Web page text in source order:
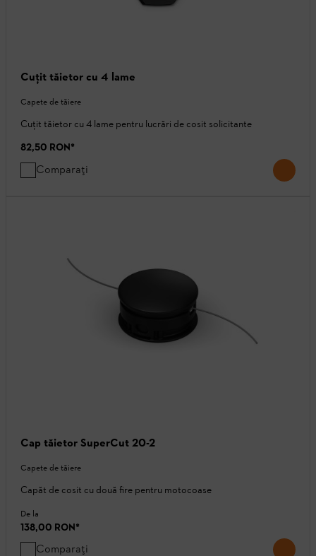
Cuţit tăietor cu 4 lame
Capete de tăiere
Cuţit tăietor cu 4 lame pentru lucrări de cosit solicitante
82,50 RON*
Comparați
Cap tăietor SuperCut 20-2
Capete de tăiere
Capăt de cosit cu două fire pentru motocoase
De la
138,00 RON*
Comparați